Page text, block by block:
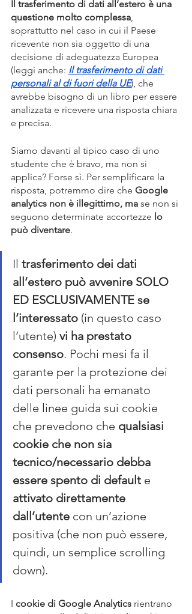
Il trasferimento di dati all’estero è una
questione molto complessa,
soprattutto nel caso in cui il Paese
ricevente non sia oggetto di una
decisione di adeguatezza Europea
(leggi anche: Il trasferimento di dati
personali al di fuori della UE), che
avrebbe bisogno di un libro per essere
analizzata e ricevere una risposta chiara
e precisa.
Siamo davanti al tipico caso di uno
studente che è bravo, ma non si
applica? Forse sì. Per semplificare la
risposta, potremmo dire che Google
analytics non è illegittimo, ma se non si
seguono determinate accortezze lo
può diventare.
Il trasferimento dei dati
all’estero può avvenire SOLO
ED ESCLUSIVAMENTE se
l’interessato (in questo caso
l’utente) vi ha prestato
consenso. Pochi mesi fa il
garante per la protezione dei
dati personali ha emanato
delle linee guida sui cookie
che prevedono che qualsiasi
cookie che non sia
tecnico/necessario debba
essere spento di default e
attivato direttamente
dall’utente con un’azione
positiva (che non può essere,
quindi, un semplice scrolling
down).
I cookie di Google Analytics rientrano